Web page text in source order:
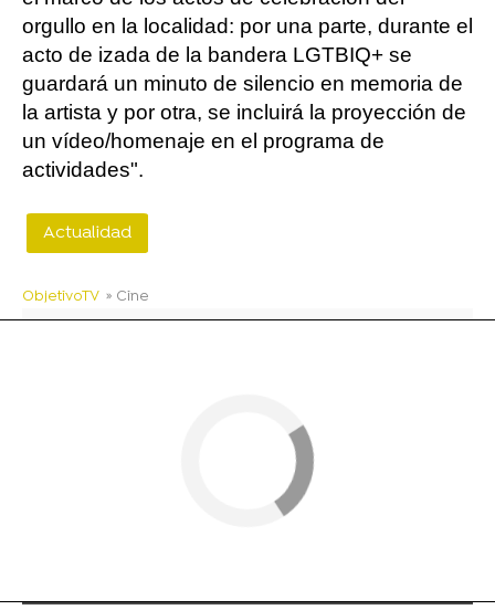
orgullo en la localidad: por una parte, durante el
acto de izada de la bandera LGTBIQ+ se
guardará un minuto de silencio en memoria de
la artista y por otra, se incluirá la proyección de
un vídeo/homenaje en el programa de
actividades".
Actualidad
ObjetivoTV » Cine